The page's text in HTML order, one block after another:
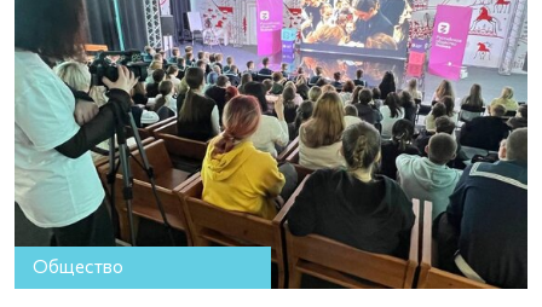
Общество